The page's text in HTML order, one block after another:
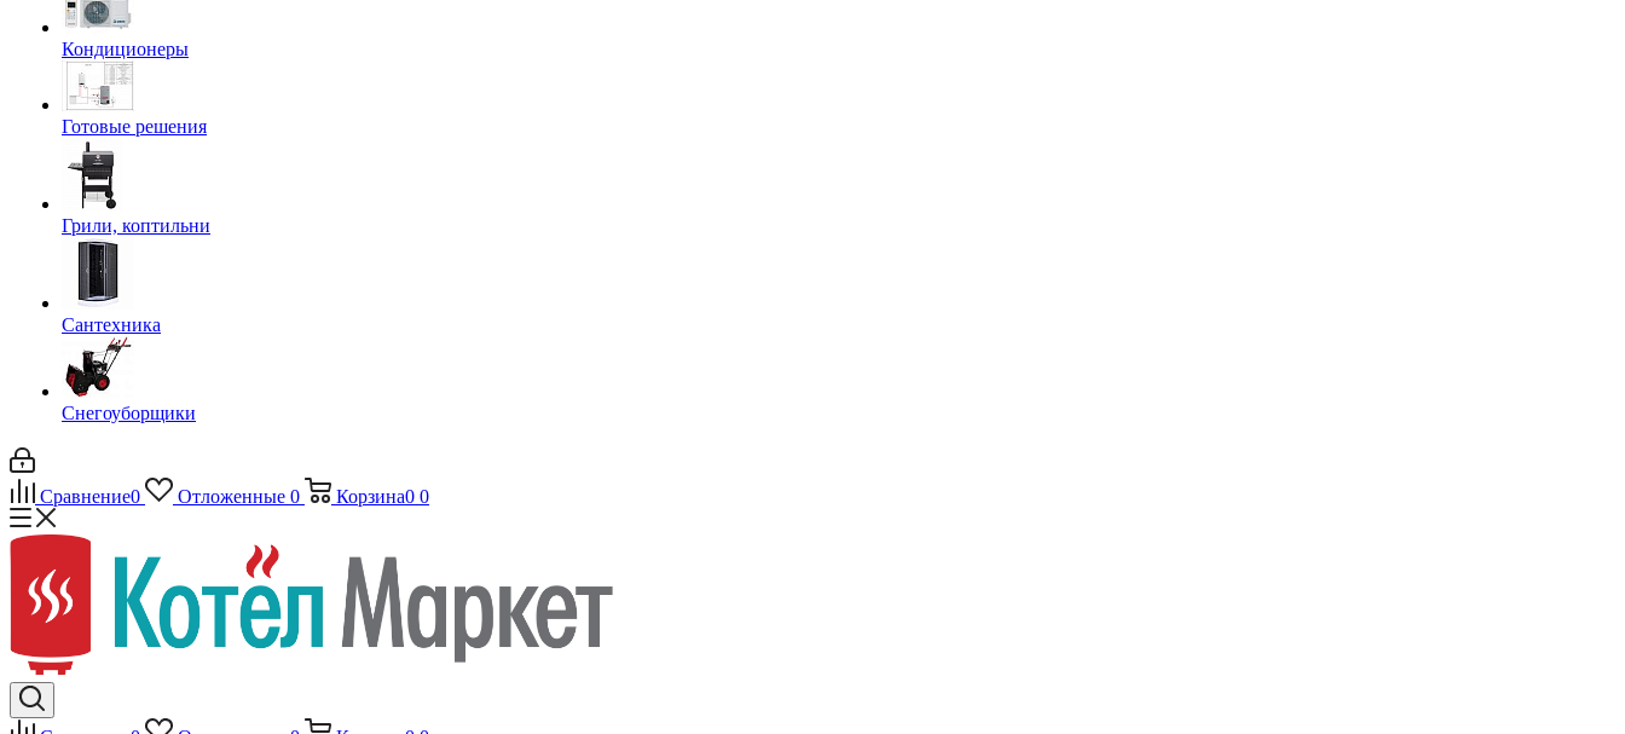
Кондиционеры
Готовые решения
Грили, коптильни
Сантехника
Снегоуборщики
Сравнение0 Отложенные 0 Корзина0 0